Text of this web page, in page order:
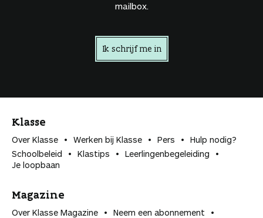
mailbox.
Ik schrijf me in
Klasse
Over Klasse Werken bij Klasse Pers
Hulp nodig?
Schoolbeleid
Klastips
Leerlingen­begeleiding
Je loopbaan
Magazine
Over Klasse Magazine
Neem een abonnement